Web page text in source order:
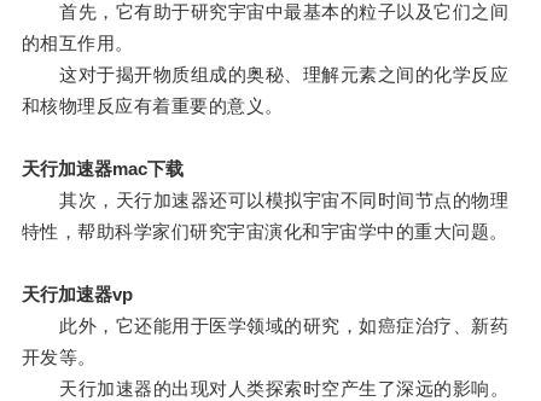
首先，它有助于研究宇宙中最基本的粒子以及它们之间
的相互作用。
这对于揭开物质组成的奥秘、理解元素之间的化学反应
和核物理反应有着重要的意义。
天行加速器mac下载
其次，天行加速器还可以模拟宇宙不同时间节点的物理
特性，帮助科学家们研究宇宙演化和宇宙学中的重大问题。
天行加速器vp
此外，它还能用于医学领域的研究，如癌症治疗、新药
开发等。
天行加速器的出现对人类探索时空产生了深远的影响。